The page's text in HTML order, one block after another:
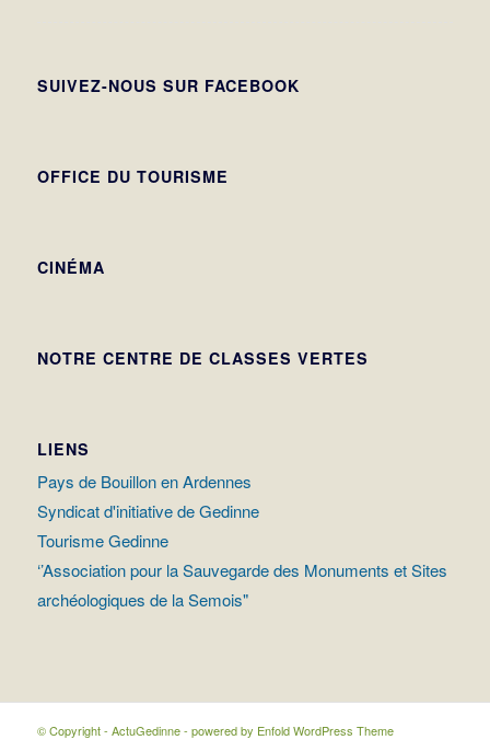
SUIVEZ-NOUS SUR FACEBOOK
OFFICE DU TOURISME
CINÉMA
NOTRE CENTRE DE CLASSES VERTES
LIENS
Pays de Bouillon en Ardennes
Syndicat d'initiative de Gedinne
Tourisme Gedinne
‘’Association pour la Sauvegarde des Monuments et Sites
archéologiques de la Semois"
© Copyright - ActuGedinne - powered by Enfold WordPress Theme